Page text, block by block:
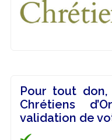
Pour tout don,
Chrétiens
validation de